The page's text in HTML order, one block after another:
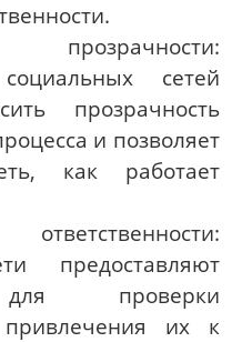
сетей
прозрачность
и позволяет
как работает
предоставляют
проверки
их к